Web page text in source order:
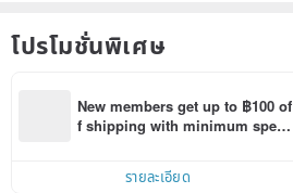
โปรโมชั่นพิเศษ
New members get up to ฿100 of
f shipping with minimum spen
รายละเอียด